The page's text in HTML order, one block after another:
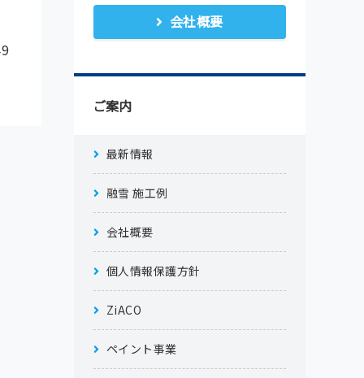
会社概要
ご案内
最新情報
融雪 施工例
会社概要
個人情報保護方針
ZiACO
ペイント事業